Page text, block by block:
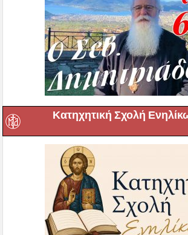
Κατηχητική Σχολή